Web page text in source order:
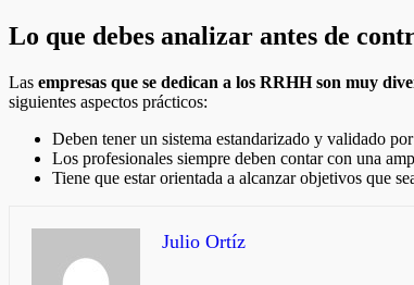
Lo que debes analizar antes de
Las empresas que se dedican a los RRHH son muy
siguientes aspectos prácticos:
Deben tener un sistema estandarizado y validado
Los profesionales siempre deben contar con una
Tiene que estar orientada a alcanzar objetivos que
Julio Ortíz